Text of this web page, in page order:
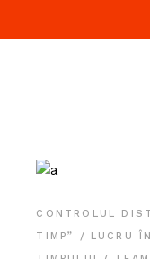
CONTROLUL
TIMP”
LUCRU